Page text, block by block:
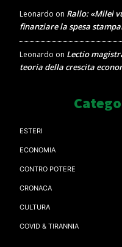
Leonardo on Rallo: «Milei
finanziare la spesa
Leonardo on Lectio
teoria della crescita
ESTERI
ECONOMIA
CONTRO POTERE
CRONACA
CULTURA
COVID & TIRANNIA